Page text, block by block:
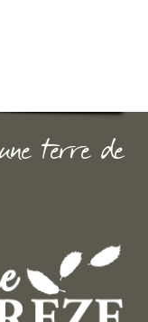
terre de